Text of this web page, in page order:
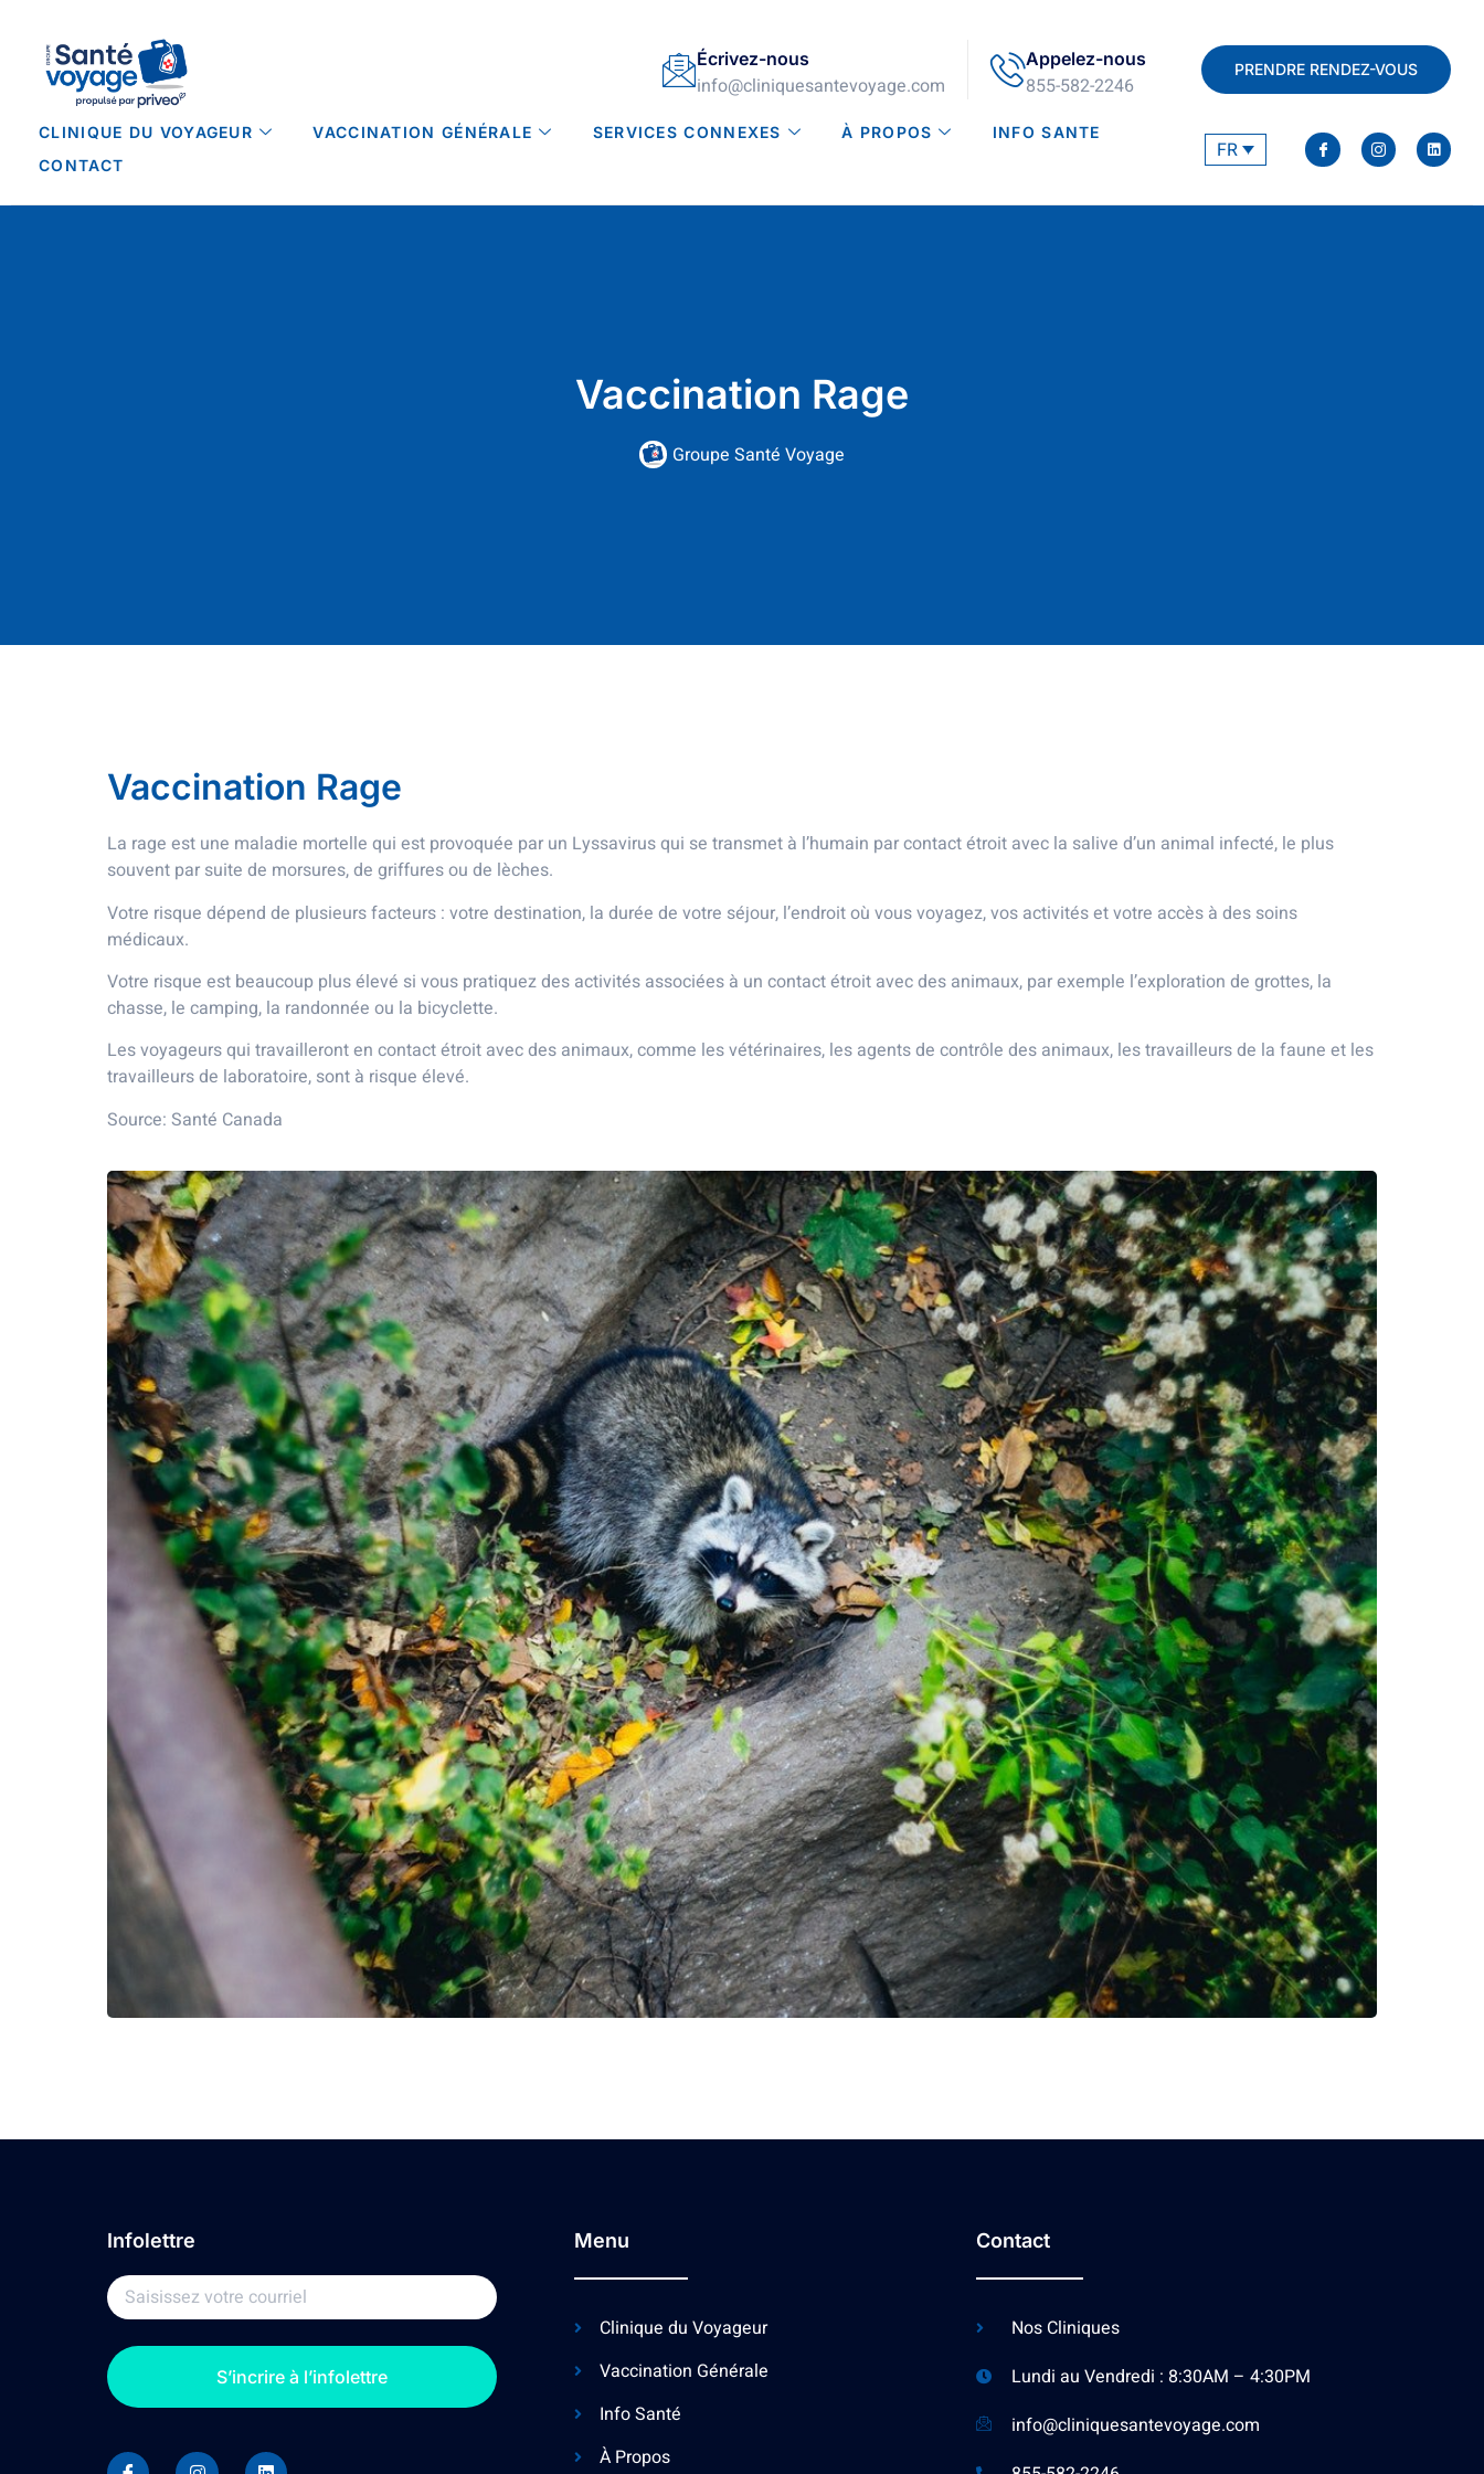
Écrivez-nous
info@cliniquesantevoyage.com
Appelez-nous
855-582-2246
PRENDRE RENDEZ-VOUS
CLINIQUE DU VOYAGEUR VACCINATION GÉNÉRALE SERVICES CONNEXES À PROPOS
INFO SANTE
CONTACT
FR
Vaccination Rage
Groupe Santé Voyage
Vaccination Rage
La rage est une maladie mortelle qui est provoquée par un Lyssavirus qui se transmet à l’humain par contact étroit avec la salive d’un animal infecté, le plus
souvent par suite de morsures, de griffures ou de lèches.
Votre risque dépend de plusieurs facteurs : votre destination, la durée de votre séjour, l’endroit où vous voyagez, vos activités et votre accès à des soins
médicaux.
Votre risque est beaucoup plus élevé si vous pratiquez des activités associées à un contact étroit avec des animaux, par exemple l’exploration de grottes, la
chasse, le camping, la randonnée ou la bicyclette.
Les voyageurs qui travailleront en contact étroit avec des animaux, comme les vétérinaires, les agents de contrôle des animaux, les travailleurs de la faune et les
travailleurs de laboratoire, sont à risque élevé.
Source: Santé Canada
Infolettre
S’incrire à l’infolettre
Menu
Clinique du Voyageur
Vaccination Générale
Info Santé
À Propos
Contact
Nos Cliniques
Lundi au Vendredi : 8:30AM – 4:30PM
info@cliniquesantevoyage.com